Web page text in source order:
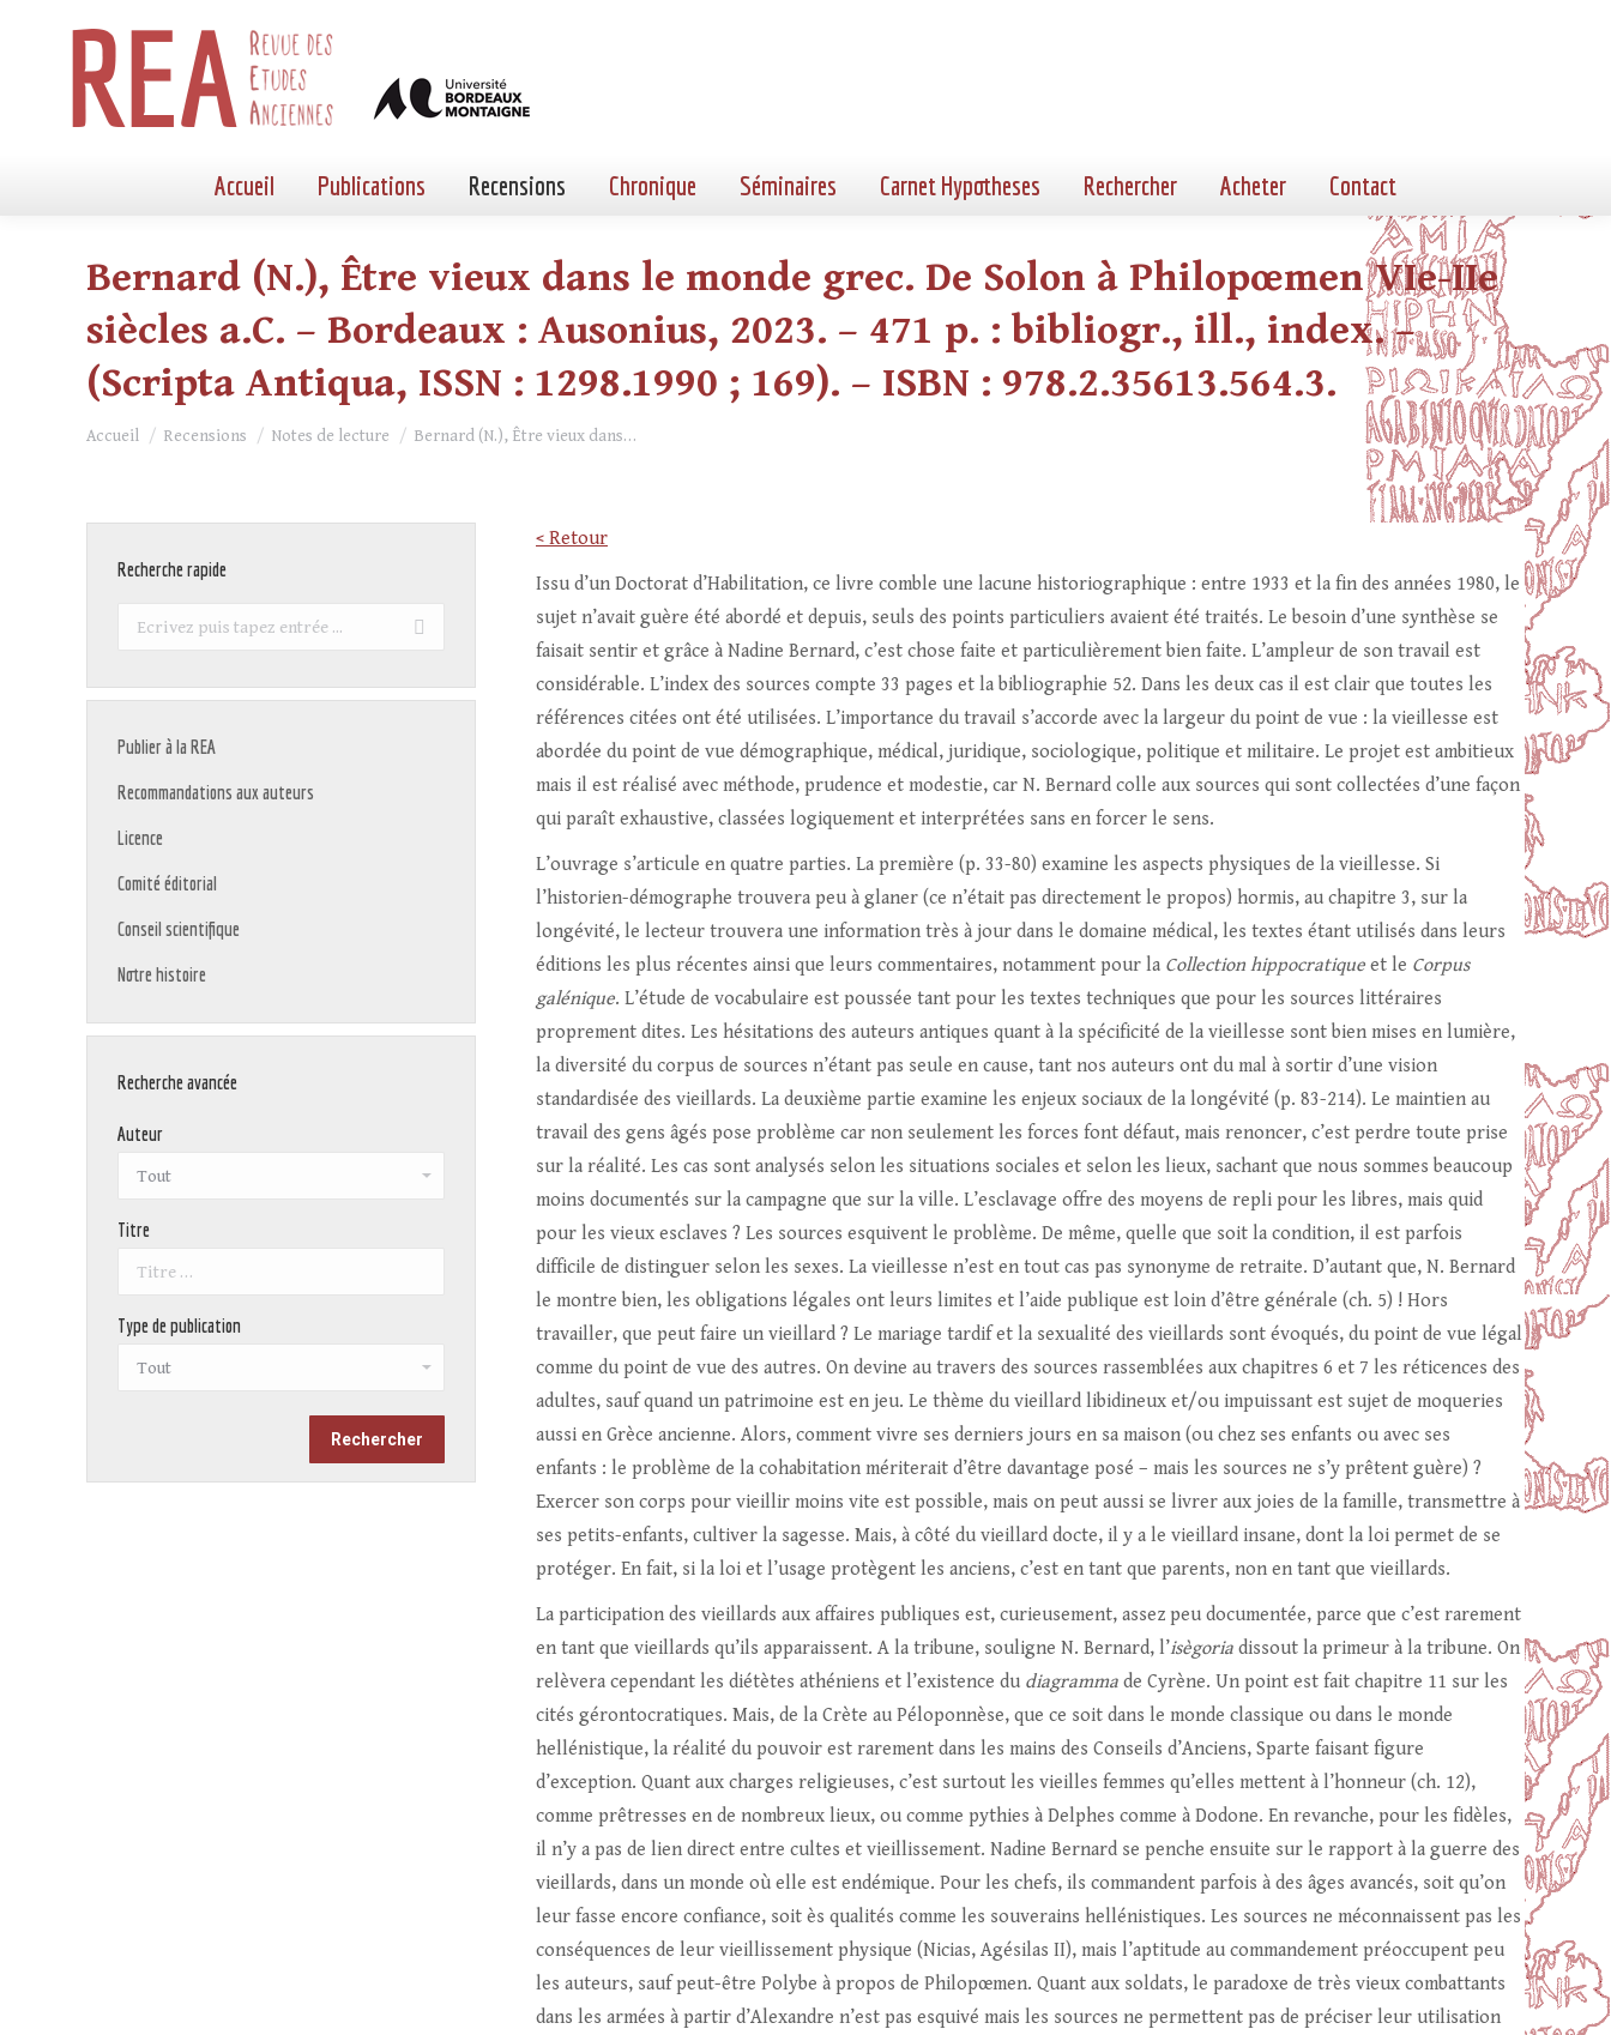
Accueil Publications Recensions Chronique Séminaires Carnet Hypotheses Rechercher Acheter Contact
Bernard (N.), Être vieux dans le monde grec. De Solon à Philopœmen VIe-IIe
siècles a.C. – Bordeaux : Ausonius, 2023. – 471 p. : bibliogr., ill., index. –
(Scripta Antiqua, ISSN : 1298.1990 ; 169). – ISBN : 978.2.35613.564.3.
Vous êtes ici :
Accueil Recensions Notes de lecture Bernard (N.), Être vieux dans…
< Retour
Issu d’un Doctorat d’Habilitation, ce livre comble une lacune historiographique : entre 1933 et la fin des années 1980, le
sujet n’avait guère été abordé et depuis, seuls des points particuliers avaient été traités. Le besoin d’une synthèse se
faisait sentir et grâce à Nadine Bernard, c’est chose faite et particulièrement bien faite. L’ampleur de son travail est
considérable. L’index des sources compte 33 pages et la bibliographie 52. Dans les deux cas il est clair que toutes les
références citées ont été utilisées. L’importance du travail s’accorde avec la largeur du point de vue : la vieillesse est
abordée du point de vue démographique, médical, juridique, sociologique, politique et militaire. Le projet est ambitieux
mais il est réalisé avec méthode, prudence et modestie, car N. Bernard colle aux sources qui sont collectées d’une façon
qui paraît exhaustive, classées logiquement et interprétées sans en forcer le sens.
L’ouvrage s’articule en quatre parties. La première (p. 33-80) examine les aspects physiques de la vieillesse. Si
l’historien-démographe trouvera peu à glaner (ce n’était pas directement le propos) hormis, au chapitre 3, sur la
longévité, le lecteur trouvera une information très à jour dans le domaine médical, les textes étant utilisés dans leurs
éditions les plus récentes ainsi que leurs commentaires, notamment pour la Collection hippocratique et le Corpus
galénique. L’étude de vocabulaire est poussée tant pour les textes techniques que pour les sources littéraires
proprement dites. Les hésitations des auteurs antiques quant à la spécificité de la vieillesse sont bien mises en lumière,
la diversité du corpus de sources n’étant pas seule en cause, tant nos auteurs ont du mal à sortir d’une vision
standardisée des vieillards. La deuxième partie examine les enjeux sociaux de la longévité (p. 83-214). Le maintien au
travail des gens âgés pose problème car non seulement les forces font défaut, mais renoncer, c’est perdre toute prise
sur la réalité. Les cas sont analysés selon les situations sociales et selon les lieux, sachant que nous sommes beaucoup
moins documentés sur la campagne que sur la ville. L’esclavage offre des moyens de repli pour les libres, mais quid
pour les vieux esclaves ? Les sources esquivent le problème. De même, quelle que soit la condition, il est parfois
difficile de distinguer selon les sexes. La vieillesse n’est en tout cas pas synonyme de retraite. D’autant que, N. Bernard
le montre bien, les obligations légales ont leurs limites et l’aide publique est loin d’être générale (ch. 5) ! Hors
travailler, que peut faire un vieillard ? Le mariage tardif et la sexualité des vieillards sont évoqués, du point de vue légal
comme du point de vue des autres. On devine au travers des sources rassemblées aux chapitres 6 et 7 les réticences des
adultes, sauf quand un patrimoine est en jeu. Le thème du vieillard libidineux et/ou impuissant est sujet de moqueries
aussi en Grèce ancienne. Alors, comment vivre ses derniers jours en sa maison (ou chez ses enfants ou avec ses
enfants : le problème de la cohabitation mériterait d’être davantage posé – mais les sources ne s’y prêtent guère) ?
Exercer son corps pour vieillir moins vite est possible, mais on peut aussi se livrer aux joies de la famille, transmettre à
ses petits-enfants, cultiver la sagesse. Mais, à côté du vieillard docte, il y a le vieillard insane, dont la loi permet de se
protéger. En fait, si la loi et l’usage protègent les anciens, c’est en tant que parents, non en tant que vieillards.
La participation des vieillards aux affaires publiques est, curieusement, assez peu documentée, parce que c’est rarement
en tant que vieillards qu’ils apparaissent. A la tribune, souligne N. Bernard, l’isègoria dissout la primeur à la tribune. On
relèvera cependant les diétètes athéniens et l’existence du diagramma de Cyrène. Un point est fait chapitre 11 sur les
cités gérontocratiques. Mais, de la Crète au Péloponnèse, que ce soit dans le monde classique ou dans le monde
hellénistique, la réalité du pouvoir est rarement dans les mains des Conseils d’Anciens, Sparte faisant figure
d’exception. Quant aux charges religieuses, c’est surtout les vieilles femmes qu’elles mettent à l’honneur (ch. 12),
comme prêtresses en de nombreux lieux, ou comme pythies à Delphes comme à Dodone. En revanche, pour les fidèles,
il n’y a pas de lien direct entre cultes et vieillissement. Nadine Bernard se penche ensuite sur le rapport à la guerre des
vieillards, dans un monde où elle est endémique. Pour les chefs, ils commandent parfois à des âges avancés, soit qu’on
leur fasse encore confiance, soit ès qualités comme les souverains hellénistiques. Les sources ne méconnaissent pas les
conséquences de leur vieillissement physique (Nicias, Agésilas II), mais l’aptitude au commandement préoccupent peu
les auteurs, sauf peut-être Polybe à propos de Philopœmen. Quant aux soldats, le paradoxe de très vieux combattants
dans les armées à partir d’Alexandre n’est pas esquivé mais les sources ne permettent pas de préciser leur utilisation
Recherche rapide
Recherche
Publier à la REA
Recommandations aux auteurs
Licence
Comité éditorial
Conseil scientifique
Notre histoire
Recherche avancée
Auteur
Titre
Type de publication